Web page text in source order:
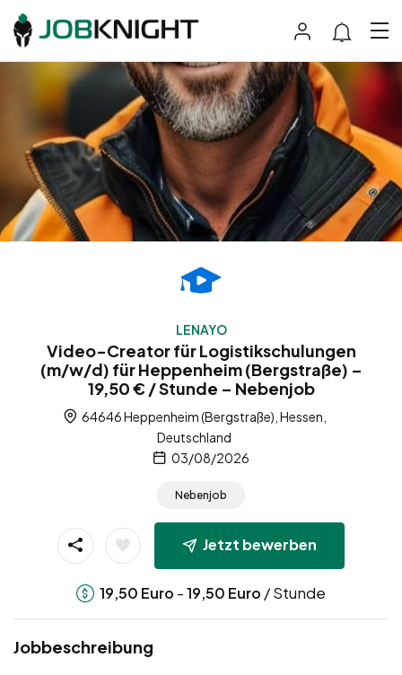
LENAYO
Video-Creator für Logistikschulungen
(m/w/d) für Heppenheim (Bergstraße) –
19,50 € / Stunde – Nebenjob
64646 Heppenheim (Bergstraße), Hessen,
Deutschland
03/08/2026
Nebenjob
Jetzt bewerben
19,50 Euro -19,50 Euro / Stunde
Jobbeschreibung